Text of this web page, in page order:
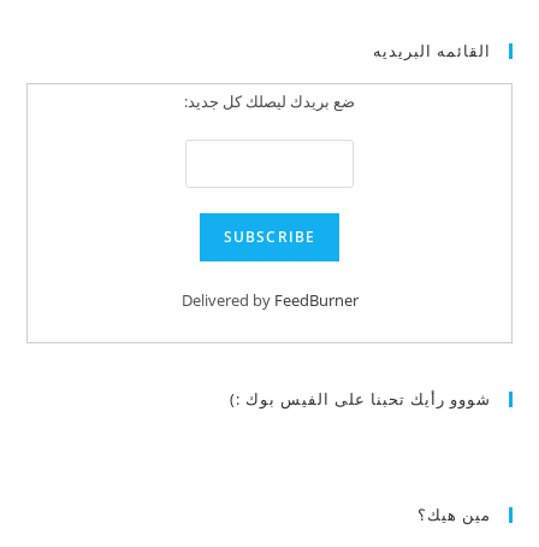
القائمه البريديه
ضع بريدك ليصلك كل جديد:
Delivered by FeedBurner
شووو رأيك تحبنا على الفيس بوك :)
مين هيك؟